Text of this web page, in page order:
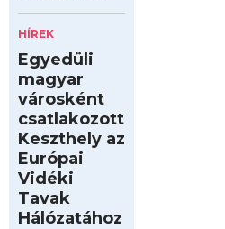
HÍREK
Egyedüli
magyar
városként
csatlakozott
Keszthely az
Európai
Vidéki
Tavak
Hálózatához